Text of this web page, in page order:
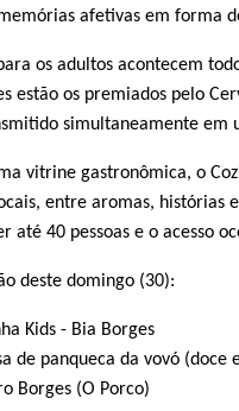
afetivas em forma
os adultos acontecem
estão os premiados pelo
simultaneamente em
vitrine gastronômica, o
entre aromas, histórias
até 40 pessoas e o acesso
deste domingo (30):
Kids - Bia Borges
de panqueca da vovó (doce
Borges (O Porco)